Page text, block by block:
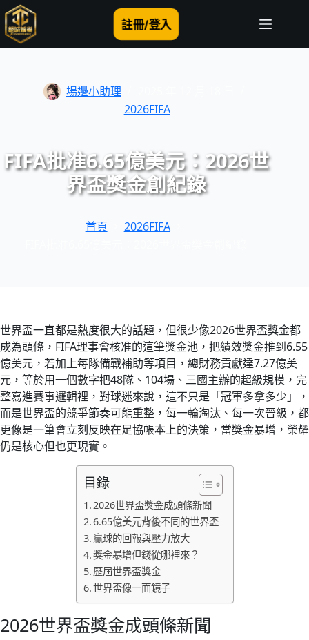
跳
至
主
註冊/登入
場邊小助理
2026FIFA
FIFA批准6.65億美元：2026世
界盃獎金創紀錄
首頁
2026FIFA
世界盃一直都是熱度很大的話題，但很少像2026世界盃獎金都
成為頭條，FIFA理事會核准的這筆獎金池，把績效獎金推到6.55
億美元，若加上每隊備戰補助等項目，總財務貢獻達7.27億美
元，等於用一個數字把48隊、104場、三國主辦的超級規模，完
整寫進賽事邏輯裡，對球迷來說，這不只是「冠軍多拿多少」，
而是世界盃的競爭節奏可能重整，每一輪淘汰、每一次晉級，都
更像是一筆會立刻反映在足協帳本上的決策，當獎金暴增，榮耀
仍是核心但也更現實。
目錄
2026世界盃獎金成頭條新聞
6.65億美元背後不同的世界盃
贏球的回報與壓力放大
獎金暴增但錢從哪裡來？
歷屆世界盃獎金
世界盃像一面鏡子
2026世界盃獎金成頭條新聞